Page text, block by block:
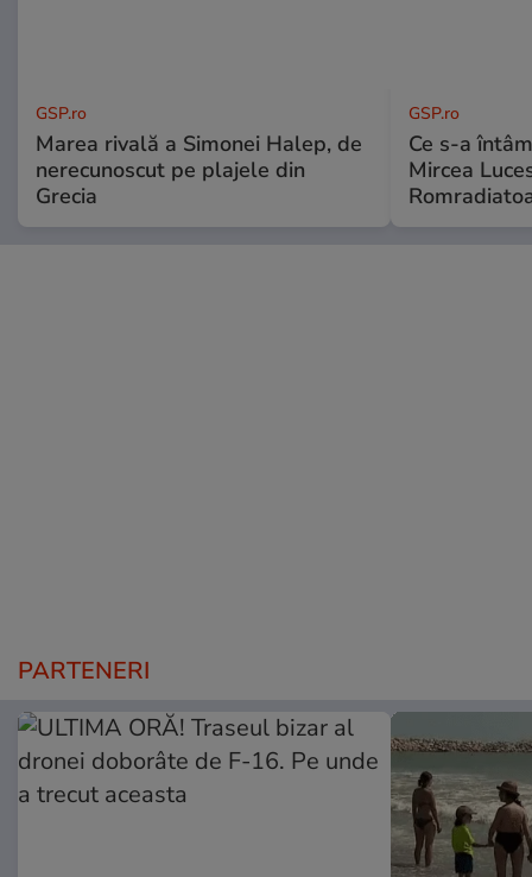
GSP.ro
Marea rivală a Simonei Halep, de
nerecunoscut pe plajele din
Grecia
GSP.ro
Ce s-a
Mircea
PARTENERI